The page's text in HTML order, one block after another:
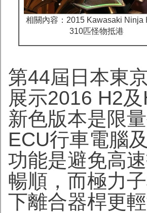
相關內容： 2015 Kawasaki Ninja
310匹怪物抵港
第44屆日本東
展示2016 H2
新色版本是限
ECU行車電腦
功能是避免高
暢順，而極力
下離合器桿更輕